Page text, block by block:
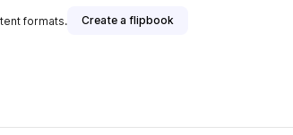
formats. Create a flipbook